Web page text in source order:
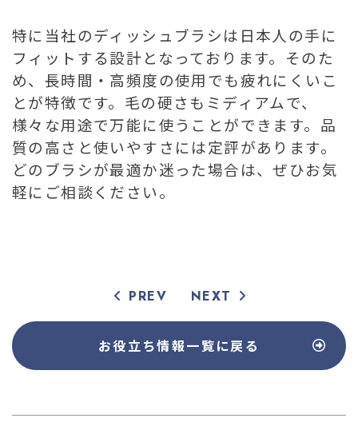
特に当社のディッシュブラシは日本人の手に
フィットする設計となっております。そのた
め、長時間・高頻度の使用でも疲れにくいこ
とが特徴です。毛の硬さもミディアムで、
様々な用途で万能に使うことができます。品
質の高さと使いやすさには定評があります。
どのブラシが最適か迷った場合は、ぜひお気
軽にご相談ください。
PREV NEXT
お役立ち情報一覧に戻る